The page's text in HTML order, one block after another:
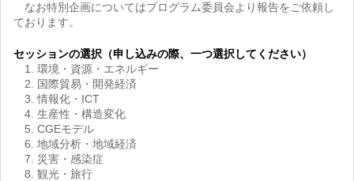
なお特別企画についてはプログラム委員会より報告をご依頼し
ております。
セッションの選択（申し込みの際、一つ選択してください）
1. 環境・資源・エネルギー
2. 国際貿易・開発経済
3. 情報化・ICT
4. 生産性・構造変化
5. CGEモデル
6. 地域分析・地域経済
7. 災害・感染症
8. 観光・旅行